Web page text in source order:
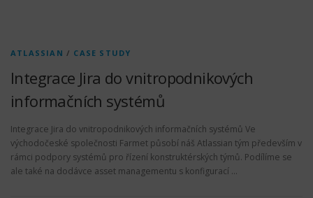
ATLASSIAN / CASE STUDY
Integrace Jira do vnitropodnikových
informačních systémů
Integrace Jira do vnitropodnikových informačních systémů Ve
východočeské společnosti Farmet působí náš Atlassian tým především v
rámci podpory systémů pro řízení konstruktérských týmů. Podílíme se
ale také na dodávce asset managementu s konfigurací …